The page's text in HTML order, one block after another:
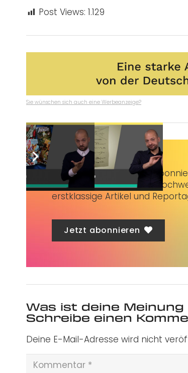
Post Views: 1.129
Sie wünschen sich auch eine Werbeanzeige?
Taubenschlag+
bietet
3 € im Monat kannst du
erstklassige Artikel und
Jetzt abonnieren
Was ist deine
Schreibe einen
Deine E-Mail-Adresse wird nicht